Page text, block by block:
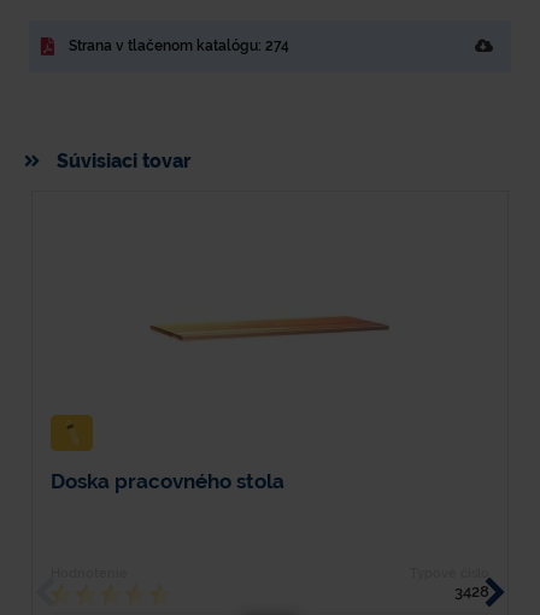
Strana v tlačenom katalógu: 274
Súvisiaci tovar
Doska pracovného stola
3428